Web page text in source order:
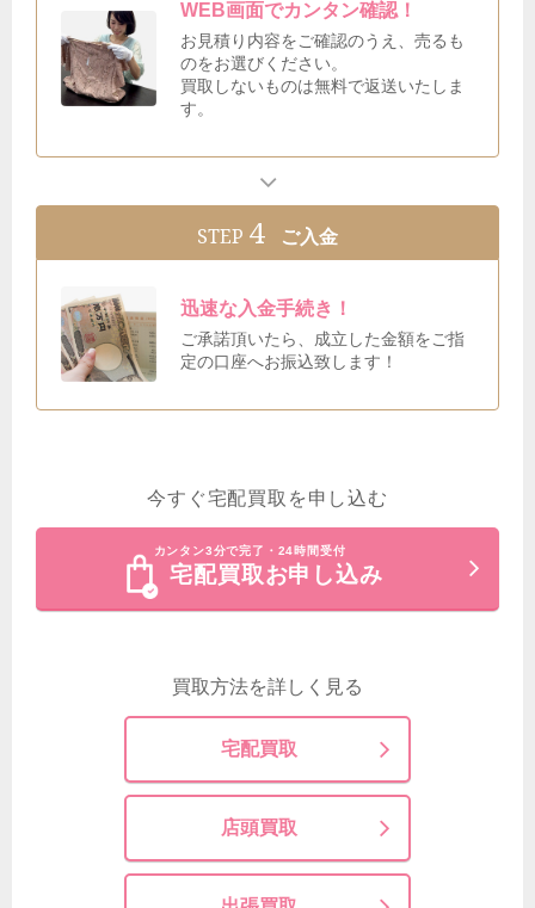
WEB画面でカンタン確認！
お見積り内容をご確認のうえ、売るも
のをお選びください。
買取しないものは無料で返送いたしま
す。
STEP 4 ご入金
迅速な入金手続き！
ご承諾頂いたら、成立した金額をご指
定の口座へお振込致します！
今すぐ宅配買取を申し込む
カンタン3分で完了・24時間受付
宅配買取お申し込み
買取方法を詳しく見る
宅配買取
店頭買取